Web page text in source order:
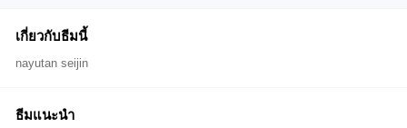
เกี่ยวกับธีมนี้
nayutan seijin
ธีมแนะนำ